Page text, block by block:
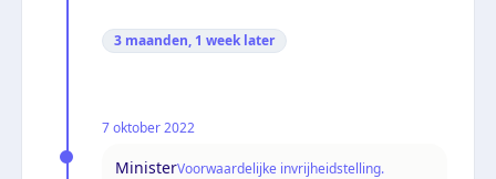
3 maanden, 1 week later
7 oktober 2022
MinisterVoorwaardelijke invrijheidstelling.